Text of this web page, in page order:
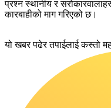
प्रश्न स्थानीय र
कारबाहीको माग गरिएको छ।
यो खबर पढेर तपाईलाई कस्तो